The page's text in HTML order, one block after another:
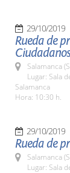
29/10/2019
Rueda de
Ciudadanos
Salamanca
Lugar: Sala
Salamanca
Hora: 10:30 h.
29/10/2019
Rueda de
Salamanca
Lugar: Sala